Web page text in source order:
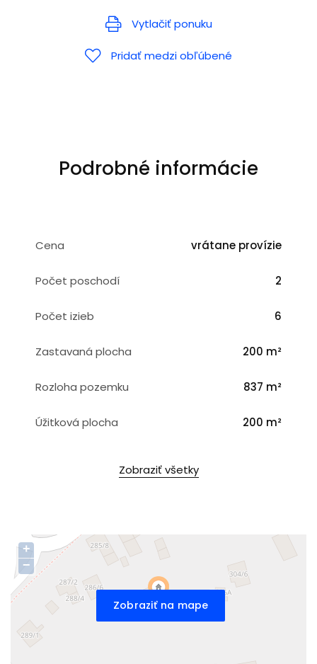
Vytlačiť ponuku
Pridať medzi obľúbené
Podrobné informácie
Cena vrátane provízie
Počet poschodí 2
Počet izieb 6
Zastavaná plocha 200 m²
Rozloha pozemku 837 m²
Úžitková plocha 200 m²
Zobraziť všetky
Zobraziť na mape
+
−